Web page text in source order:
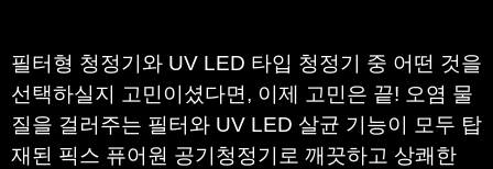
필터형 청정기와 UV LED 타입 청정기 중 어떤 것을
선택하실지 고민이셨다면, 이제 고민은 끝! 오염 물
질을 걸러주는 필터와 UV LED ​ 살균 기능이 모두 탑
재된 픽스 퓨어원 공기청정기로 깨끗하고 상쾌한